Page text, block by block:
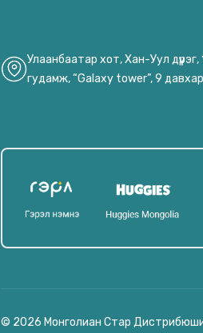
Улаанбаатар хот, Хан-Уул
гудамж, “Galaxy tower”, 9
© 2026 Монголиан Стар